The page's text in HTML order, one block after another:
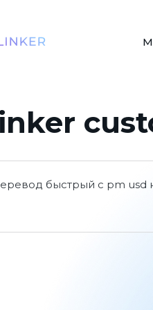
быстрый с pm usd